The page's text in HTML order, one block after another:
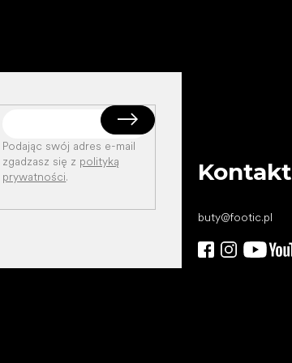
Podając swój adres e-mail
zgadzasz się z polityką
prywatności. Kontakt
buty@footic.pl